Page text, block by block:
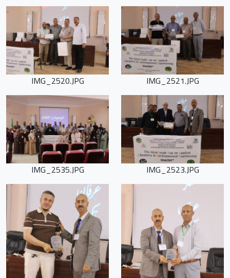
IMG_2521.JPG
IMG_2520.JPG
IMG_2523.JPG
IMG_2535.JPG